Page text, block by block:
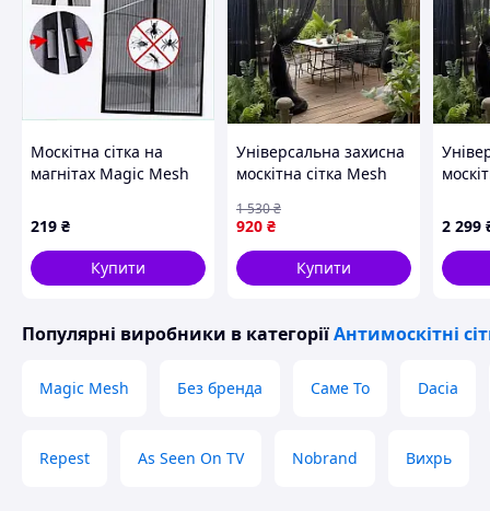
Москітна сітка на
магнітах Magic Mesh
C482C973K5
219 ₴
Купити
Універсальна захисна
москітна сітка Mesh
альтанок (розмір M -
240 х 400 см)
920 ₴
1 530₴
Купити
х 1200
2 299
Популярні виробники в категоріїАнтимоскітні
Magic Mesh Без бренда Саме То Dacia
Repest As Seen On TV Nobrand Вихрь